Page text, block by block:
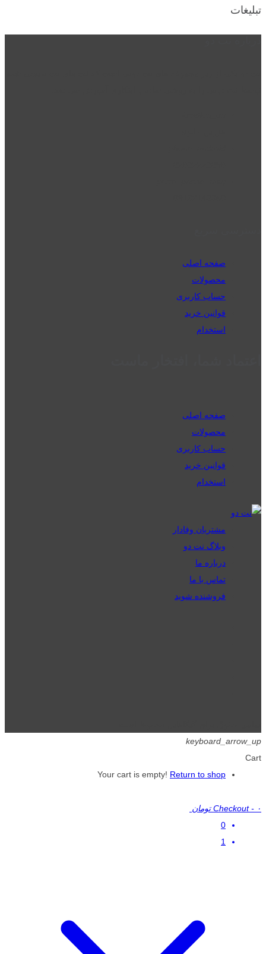
تبلیغات
صفحه اصلی
محصولات
حساب کاربری
قوانین خرید
استخدام
صفحه اصلی
محصولات
حساب کاربری
قوانین خرید
استخدام
مشتریان وفادار
وبلاگ نت دو
درباره ما
تماس با ما
فروشنده شوید
keyboard_arrow_up
Cart
Your cart is empty! Return to shop
Checkout - ۰ تومان
0
1